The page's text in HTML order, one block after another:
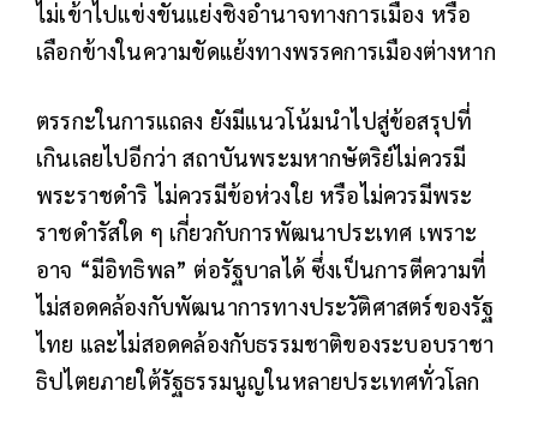
ไม่เข้าไปแข่งขันแย่งชิงอำนาจทางการเมือง หรือ
เลือกข้างในความขัดแย้งทางพรรคการเมืองต่างหาก
ตรรกะในการแถลง ยังมีแนวโน้มนำไปสู่ข้อสรุปที่
เกินเลยไปอีกว่า สถาบันพระมหากษัตริย์ไม่ควรมี
พระราชดำริ ไม่ควรมีข้อห่วงใย หรือไม่ควรมีพระ
ราชดำรัสใด ๆ เกี่ยวกับการพัฒนาประเทศ เพราะ
อาจ “มีอิทธิพล” ต่อรัฐบาลได้ ซึ่งเป็นการตีความที่
ไม่สอดคล้องกับพัฒนาการทางประวัติศาสตร์ของรัฐ
ไทย และไม่สอดคล้องกับธรรมชาติของระบอบราชา
ธิปไตยภายใต้รัฐธรรมนูญในหลายประเทศทั่วโลก